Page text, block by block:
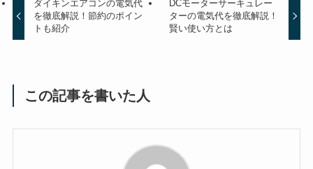
ダイキンエアコンの電気代
を徹底解説！節約のポイン
トも紹介
DCモーターサーキュレー
ターの電気代を徹底解説！
賢い使い方とは
この記事を書いた人